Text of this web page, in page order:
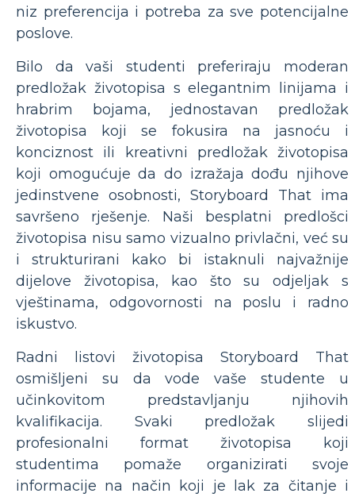
niz preferencija i potreba za sve potencijalne
poslove.
Bilo da vaši studenti preferiraju moderan
predložak životopisa s elegantnim linijama i
hrabrim bojama, jednostavan predložak
životopisa koji se fokusira na jasnoću i
konciznost ili kreativni predložak životopisa
koji omogućuje da do izražaja dođu njihove
jedinstvene osobnosti, Storyboard That ima
savršeno rješenje. Naši besplatni predlošci
životopisa nisu samo vizualno privlačni, već su
i strukturirani kako bi istaknuli najvažnije
dijelove životopisa, kao što su odjeljak s
vještinama, odgovornosti na poslu i radno
iskustvo.
Radni listovi životopisa Storyboard That
osmišljeni su da vode vaše studente u
učinkovitom predstavljanju njihovih
kvalifikacija. Svaki predložak slijedi
profesionalni format životopisa koji
studentima pomaže organizirati svoje
informacije na način koji je lak za čitanje i